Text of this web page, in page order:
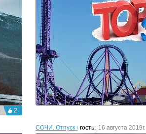
2
СОЧИ. Отпуск без путевки
гость, 16 августа 2019г.